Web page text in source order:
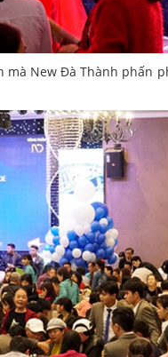
New Đà Thành phấn